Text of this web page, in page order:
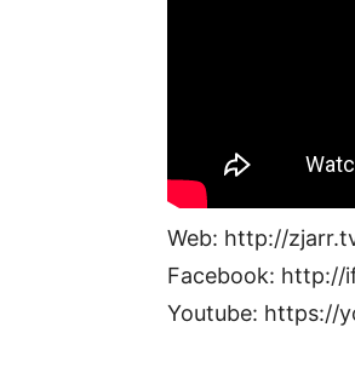
Web: http://
Facebook: http://
Youtube: https://